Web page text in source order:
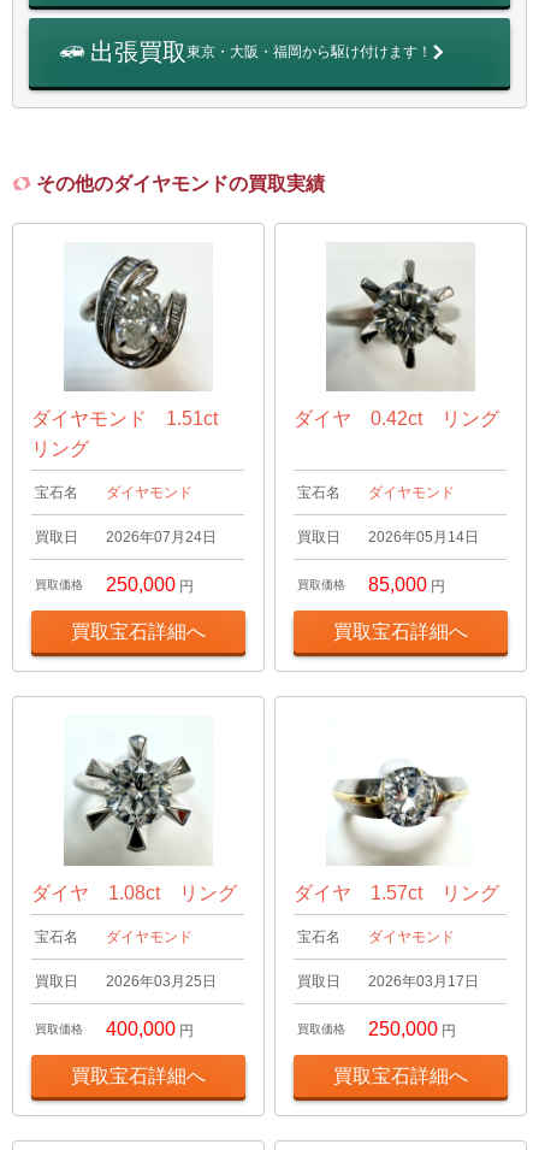
出張買取東京・大阪・福岡から駆け付けます！
その他のダイヤモンドの買取実績
ダイヤモンド 1.51ct
リング
宝石名 ダイヤモンド
買取日 2026年07月24日
買取価格 250,000 円
買取宝石詳細へ
ダイヤ 0.42ct リング
宝石名 ダイヤモンド
買取日 2026年05月14日
買取価格 85,000 円
買取宝石詳細へ
ダイヤ 1.08ct リング
宝石名 ダイヤモンド
買取日 2026年03月25日
買取価格 400,000 円
買取宝石詳細へ
ダイヤ 1.57ct リング
宝石名 ダイヤモンド
買取日 2026年03月17日
買取価格 250,000 円
買取宝石詳細へ